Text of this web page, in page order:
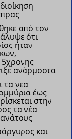
από τον
ότι
ήταν
ανάρμοστα
τα νεα
έως
στην
τα νέα
και